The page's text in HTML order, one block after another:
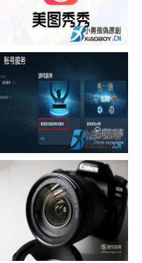
怎样给照片换背景
战网怎么修改昵称？